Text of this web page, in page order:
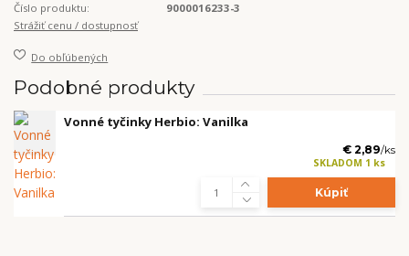
Číslo produktu:
9000016233-3
Strážiť cenu / dostupnosť
Do obľúbených
Podobné produkty
Vonné tyčinky Herbio: Vanilka
€ 2,89/ks
SKLADOM 1 ks
Kúpiť